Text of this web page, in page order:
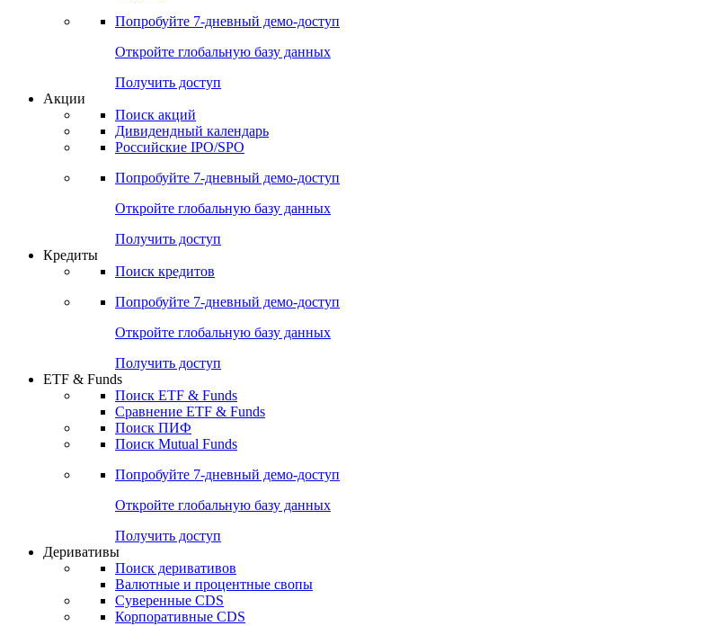
Попробуйте 7-дневный демо-доступ
Откройте глобальную базу данных
Получить доступ
Акции
Поиск акций
Дивидендный календарь
Российские IPO/SPO
Попробуйте 7-дневный демо-доступ
Откройте глобальную базу данных
Получить доступ
Кредиты
Поиск кредитов
Попробуйте 7-дневный демо-доступ
Откройте глобальную базу данных
Получить доступ
ETF & Funds
Поиск ETF & Funds
Сравнение ETF & Funds
Поиск ПИФ
Поиск Mutual Funds
Попробуйте 7-дневный демо-доступ
Откройте глобальную базу данных
Получить доступ
Деривативы
Поиск деривативов
Валютные и процентные свопы
Суверенные CDS
Корпоративные CDS